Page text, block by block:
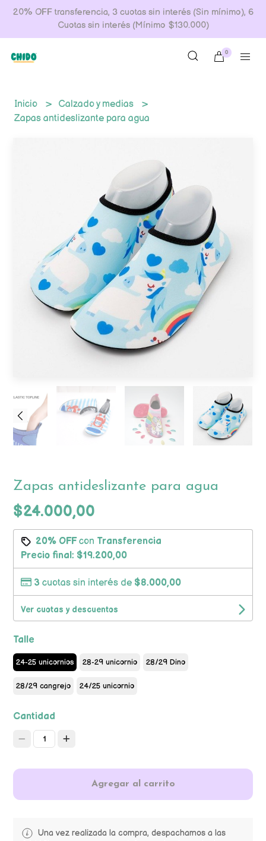
20% OFF transferencia, 3 cuotas sin interés (Sin mínimo), 6
Cuotas sin interés (Mínimo $130.000)
0
Inicio
Calzado y medias
Zapas antideslizante para agua
Zapas antideslizante para agua
$24.000,00
20% OFFcon Transferencia
Precio final: $19.200,00
3 cuotas sin interés de $8.000,00
Ver cuotas y descuentos
Talle
24-25 unicornios 28-29 unicornio 28/29 Dino
28/29 cangrejo 24/25 unicornio
Cantidad
1
Agregar al carrito
Una vez realizada la compra, despachamos a las